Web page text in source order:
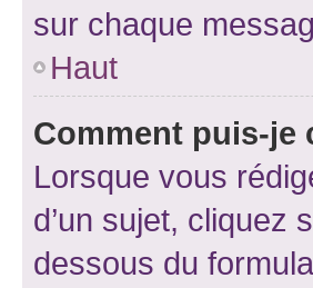
sur chaque
Haut
Comment puis-je
Lorsque vous
d’un sujet, cliquez
dessous du